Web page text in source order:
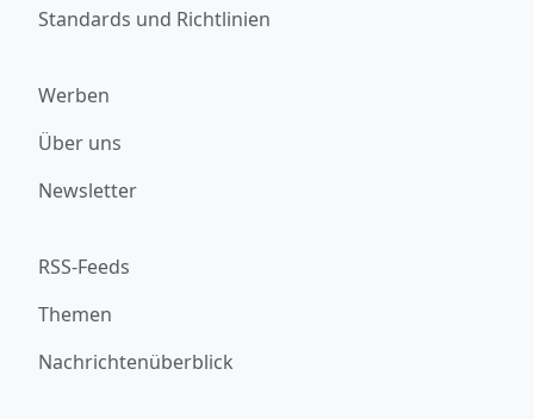
Standards und Richtlinien
Werben
Über uns
Newsletter
RSS-Feeds
Themen
Nachrichtenüberblick